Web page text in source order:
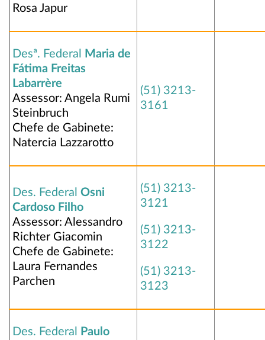
Rosa Japur
Desª. Federal
Maria de
Fátima Freitas
Labarrère
Assessor: Angela Rumi
Steinbruch
Chefe de Gabinete:
Natercia Lazzarotto
(51) 3213-
3161
Des. Federal Osni
Cardoso Filho
Assessor: Alessandro
Richter Giacomin
Chefe de Gabinete:
Laura Fernandes
Parchen
(51) 3213-
3121
(51) 3213-
3122
(51) 3213-
3123
Des. Federal
Paulo